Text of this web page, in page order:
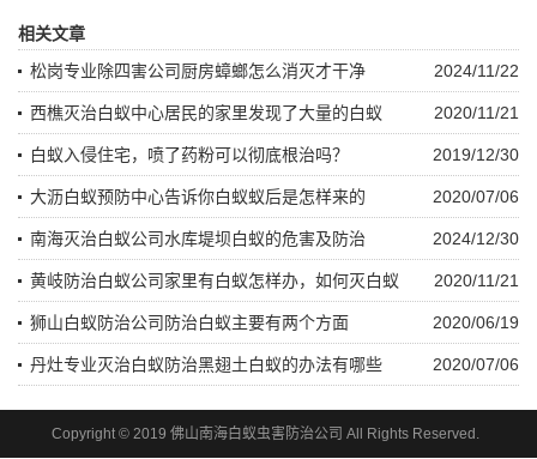
相关文章
2024/11/22
松岗专业除四害公司厨房蟑螂怎么消灭才干净
2020/11/21
西樵灭治白蚁中心居民的家里发现了大量的白蚁
2019/12/30
白蚁入侵住宅，喷了药粉可以彻底根治吗？
2020/07/06
大沥白蚁预防中心告诉你白蚁蚁后是怎样来的
2024/12/30
南海灭治白蚁公司水库堤坝白蚁的危害及防治
2020/11/21
黄岐防治白蚁公司家里有白蚁怎样办，如何灭白蚁
2020/06/19
狮山白蚁防治公司防治白蚁主要有两个方面
2020/07/06
丹灶专业灭治白蚁防治黑翅土白蚁的办法有哪些
Copyright © 2019 佛山南海白蚁虫害防治公司 All Rights Reserved.